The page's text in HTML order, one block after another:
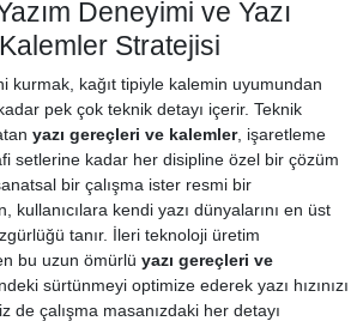
Deneyimi ve Yazı
Stratejisi
kurmak, kağıt tipiyle kalemin uyumundan
pek çok teknik detayı içerir. Teknik
yazı gereçleri ve kalemler, işaretleme
setlerine kadar her disipline özel bir çözüm
bir çalışma ister resmi bir
kullanıcılara kendi yazı dünyalarını en üst
tanır. İleri teknoloji üretim
bu uzun ömürlü yazı gereçleri ve
sürtünmeyi optimize ederek yazı hızınızı
de çalışma masanızdaki her detayı